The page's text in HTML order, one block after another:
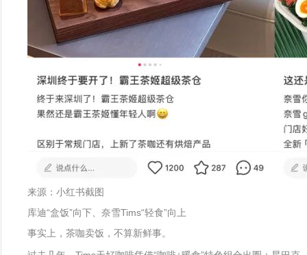
来源：小红书截图
库迪“盒饭”向下、奈雪Tims“轻食”向上
事实上，茶咖卖饭，不算新鲜事。